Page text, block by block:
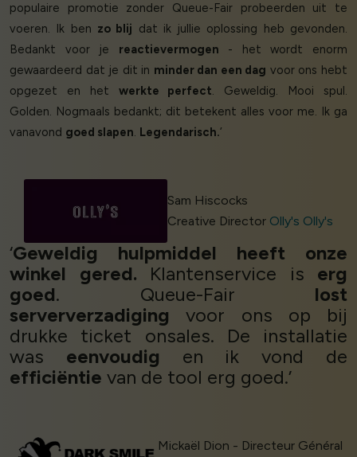
populaire promotie zonder Queue-Fair probeerden uit te
voeren. Ik ben zo blij dat ik jullie oplossing heb gevonden.
Bedankt voor je reactievermogen - het wordt enorm
gewaardeerd dat je dit in minder dan een dag voor ons hebt
opgezet en het werkte perfect. Geweldig. Mooi spul.
Golden. Nogmaals bedankt; dit betekent alles voor me. Ik ga
vanavond goed slapen. Legendarisch.’
Sam Hiscocks
Creative Director Olly's Olly's
‘Geweldig hulpmiddel heeft onze
winkel gered. Klantenservice is erg
goed. Queue-Fair lost
serververzadiging voor ons op bij
drukke ticket onsales. De installatie
was eenvoudig en ik vond de
efficiëntie van de tool erg goed.’
Mickaël Dion - Directeur Général